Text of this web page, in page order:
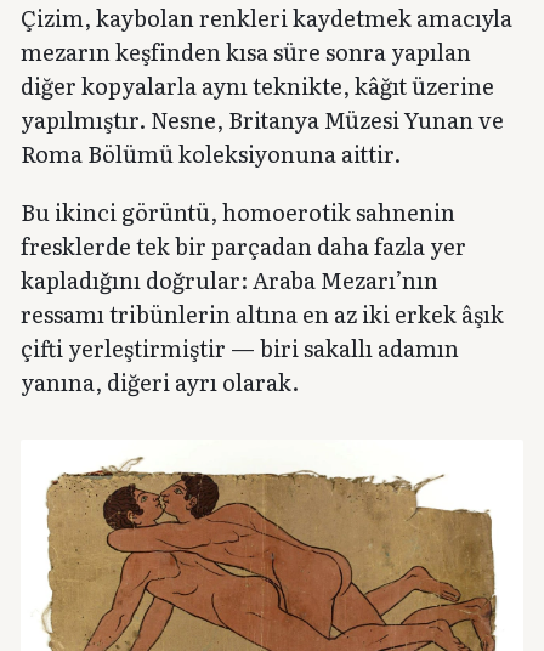
Çizim, kaybolan renkleri kaydetmek amacıyla
mezarın keşfinden kısa süre sonra yapılan
diğer kopyalarla aynı teknikte, kâğıt üzerine
yapılmıştır. Nesne, Britanya Müzesi Yunan ve
Roma Bölümü koleksiyonuna aittir.
Bu ikinci görüntü, homoerotik sahnenin
fresklerde tek bir parçadan daha fazla yer
kapladığını doğrular: Araba Mezarı’nın
ressamı tribünlerin altına en az iki erkek âşık
çifti yerleştirmiştir — biri sakallı adamın
yanına, diğeri ayrı olarak.